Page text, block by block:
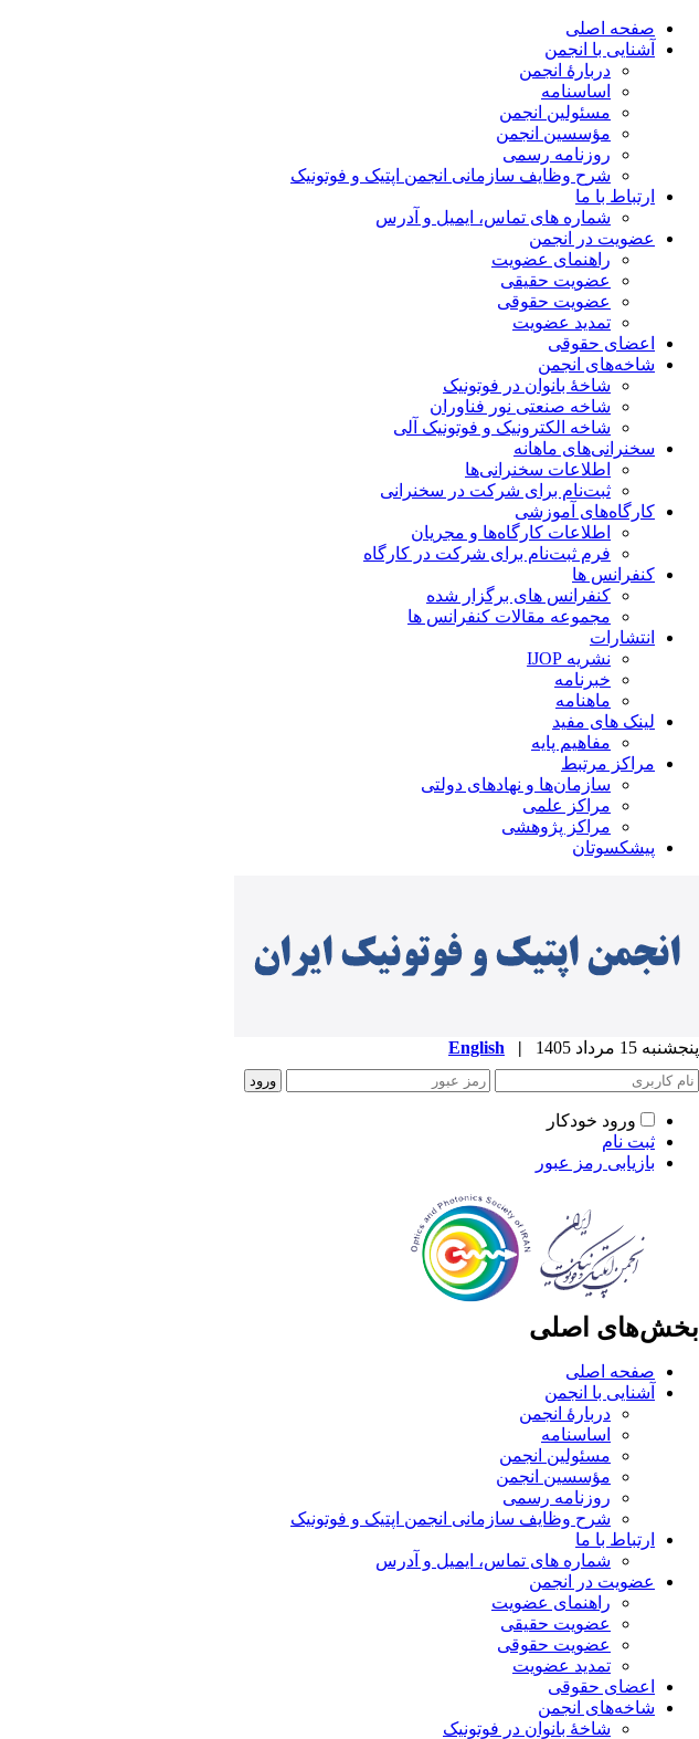
صفحه اصلی
آشنایی با انجمن
دربارۀ انجمن
اساسنامه
مسئولین انجمن
مؤسسین انجمن
روزنامه رسمی
شرح وظایف سازمانی انجمن اپتیک و فوتونیک
ارتباط با ما
شماره های تماس، ایمیل و آدرس
عضویت در انجمن
راهنمای عضویت
عضویت حقیقی
عضویت حقوقی
تمدید عضویت
اعضای حقوقی
شاخه‌های انجمن
شاخۀ بانوان در فوتونیک
شاخه صنعتی نور فناوران
شاخه‌ الکترونیک و فوتونیک آلی
سخنرانی‌های ماهانه
اطلاعات سخنرانی‌‌ها
ثبت‌نام برای شرکت در سخنرانی
کارگاه‌های آموزشی
اطلاعات کارگاه‌ها و مجریان
فرم ثبت‌نام برای شرکت در کارگاه
کنفرانس ها
کنفرانس های برگزار شده
مجموعه مقالات کنفرانس ها
انتشارات
نشریه IJOP
خبرنامه
ماهنامه
لینک های مفید
مفاهیم پایه
مراکز مرتبط
سازمان‌ها و نهادهای دولتی
مراکز علمی
مراکز پژوهشی
پیشکسوتان
پنجشنبه 15 مرداد 1405 |
English
ورود خودکار
ثبت نام
بازیابی رمز عبور
بخش‌های اصلی
صفحه اصلی
آشنایی با انجمن
دربارۀ انجمن
اساسنامه
مسئولین انجمن
مؤسسین انجمن
روزنامه رسمی
شرح وظایف سازمانی انجمن اپتیک و فوتونیک
ارتباط با ما
شماره های تماس، ایمیل و آدرس
عضویت در انجمن
راهنمای عضویت
عضویت حقیقی
عضویت حقوقی
تمدید عضویت
اعضای حقوقی
شاخه‌های انجمن
شاخۀ بانوان در فوتونیک